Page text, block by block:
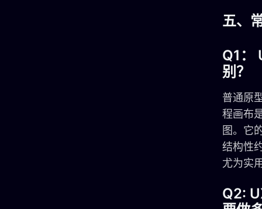
五、
Q1：
别？
普通原
程画布
图。它
结构性
尤为实
Q2: